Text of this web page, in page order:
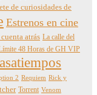
de curiosidades de
Estrenos en cine
atrás La calle del
48 Horas de GH VIP
2 Requiem Rick y
Torrent Venom